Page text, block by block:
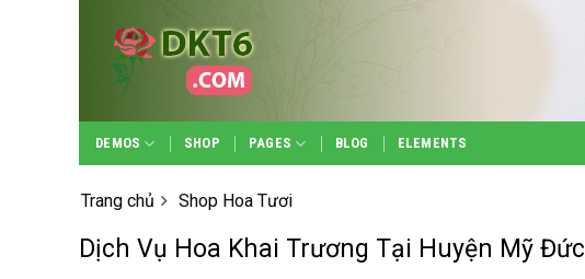
content
DEMOS SHOP PAGES BLOG ELEMENTS
Trang chủ Shop Hoa Tươi
Dịch Vụ Hoa Khai Trương Tại Huyện Mỹ Đức